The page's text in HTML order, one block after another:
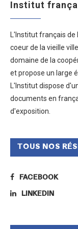
Institut
L'Institut français
coeur de la vieille
domaine de la
et propose un large
L'Institut dispose
documents en
d'exposition.
TOUS NOS
FACEBOOK
LINKEDIN